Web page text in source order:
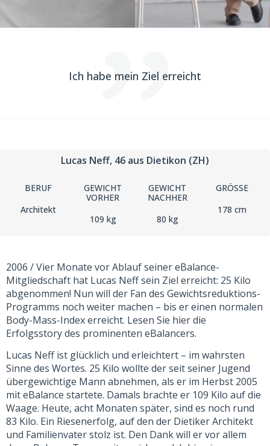
Ich habe mein Ziel erreicht
Lucas Neff, 46 aus Dietikon (ZH)
BERUF
Architekt
GEWICHT
VORHER
109 kg
GEWICHT
NACHHER
80 kg
GRÖSSE
178 cm
2006 / Vier Monate vor Ablauf seiner eBalance-
Mitgliedschaft hat Lucas Neff sein Ziel erreicht: 25 Kilo
abgenommen! Nun will der Fan des Gewichtsreduktions-
Programms noch weiter machen – bis er einen normalen
Body-Mass-Index erreicht. Lesen Sie hier die
Erfolgsstory des prominenten eBalancers.
Lucas Neff ist glücklich und erleichtert – im wahrsten
Sinne des Wortes. 25 Kilo wollte der seit seiner Jugend
übergewichtige Mann abnehmen, als er im Herbst 2005
mit eBalance startete. Damals brachte er 109 Kilo auf die
Waage. Heute, acht Monaten später, sind es noch rund
83 Kilo. Ein Riesenerfolg, auf den der Dietiker Architekt
und Familienvater stolz ist. Den Dank will er vor allem